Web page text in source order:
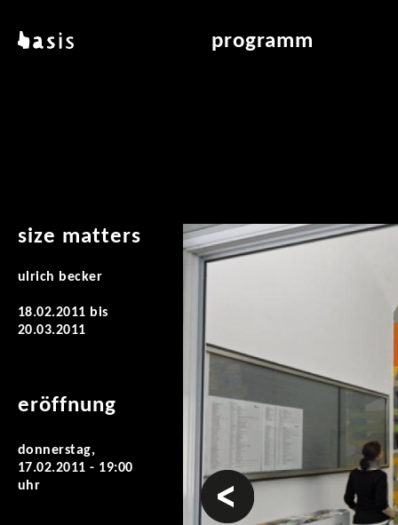
basis programm
size matters
ulrich becker
18.02.2011 bis
20.03.2011
eröffnung
donnerstag,
17.02.2011 - 19:00
uhr
vorheriges